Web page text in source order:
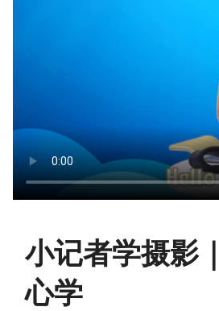
小记者学摄影
心学